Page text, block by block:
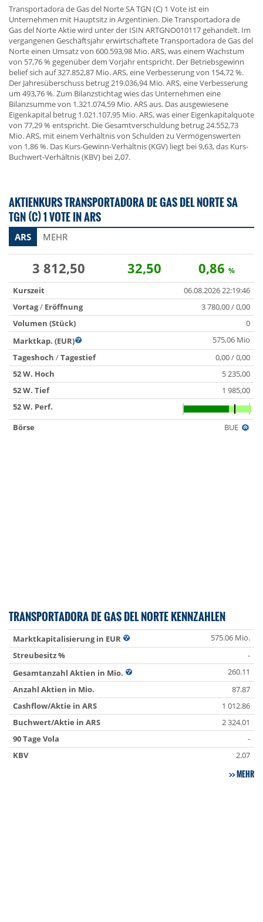
Transportadora de Gas del Norte SA TGN (C) 1 Vote ist ein
Unternehmen mit Hauptsitz in Argentinien. Die Transportadora de
Gas del Norte Aktie wird unter der ISIN ARTGNO010117 gehandelt. Im
vergangenen Geschäftsjahr erwirtschaftete Transportadora de Gas del
Norte einen Umsatz von 600.593,98 Mio. ARS, was einem Wachstum
von 57,76 % gegenüber dem Vorjahr entspricht. Der Betriebsgewinn
belief sich auf 327.852,87 Mio. ARS, eine Verbesserung von 154,72 %.
Der Jahresüberschuss betrug 219.036,94 Mio. ARS, eine Verbesserung
um 493,76 %. Zum Bilanzstichtag wies das Unternehmen eine
Bilanzsumme von 1.321.074,59 Mio. ARS aus. Das ausgewiesene
Eigenkapital betrug 1.021.107,95 Mio. ARS, was einer Eigenkapitalquote
von 77,29 % entspricht. Die Gesamtverschuldung betrug 24.552,73
Mio. ARS, mit einem Verhältnis von Schulden zu Vermögenswerten
von 1,86 %. Das Kurs-Gewinn-Verhältnis (KGV) liegt bei 9,63, das Kurs-
Buchwert-Verhältnis (KBV) bei 2,07.
AKTIENKURS TRANSPORTADORA DE GAS DEL NORTE SA
TGN (C) 1 VOTE IN ARS
ARS MEHR
3 812,50 32,50 0,86 %
Kurszeit
06.08.2026 22:19:46
Vortag/ Eröffnung
3 780,00 / 0,00
Volumen (Stück)
0
Marktkap. (EUR)
575,06 Mio
Tageshoch /Tagestief
0,00 / 0,00
52 W. Hoch
5 235,00
52 W. Tief
1 985,00
52 W. Perf.
Börse
BUE
TRANSPORTADORA DE GAS DEL NORTE KENNZAHLEN
Marktkapitalisierung in EUR
575.06 Mio.
Streubesitz %
-
Gesamtanzahl Aktien in Mio.
260.11
Anzahl Aktien in Mio.
87.87
Cashflow/Aktie in ARS
1 012.86
Buchwert/Aktie in ARS
2 324.01
90 Tage Vola
-
KBV
2.07
MEHR